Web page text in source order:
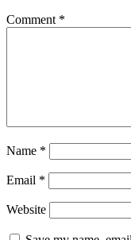
Comment *
Name *
Email *
Website